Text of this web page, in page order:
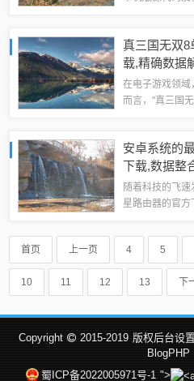
力所在。免费且
真三国无双8
载,精确数据
在电子游戏领
而言，"真三国
精确数据解释定
安卓系统的
下载,数据整
随着科技的飞
星路由器的官
大生态系统，正
式，我们要深入
首页 上一页 4 5
10 11 12 13 下
Copyright 2015-2019 版权后台设
BlogPHP
蜀ICP备2022005971号-1 ">